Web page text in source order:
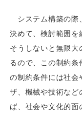
システム構築の際
決めて、検討範囲を
そうしないと無限大
るので、この制約条
の制約条件には社会
ザ、機械や技術など
ば、社会や文化的面